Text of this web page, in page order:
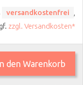
versandkostenfrei
zzgl. Versandkosten*
den Warenkorb